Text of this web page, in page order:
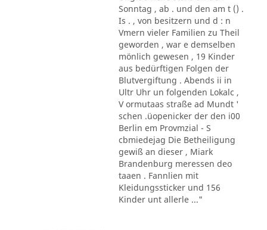
Sonntag , ab . und den am t () .
Is . , von besitzern und d : n
Vmern vieler Familien zu Theil
geworden , war e demselben
mönlich gewesen , 19 Kinder
aus bedürftigen Folgen der
Blutvergiftung . Abends ii in
Ultr Uhr un folgenden Lokalc ,
V ormutaas straße ad Mundt '
schen .üopenicker der den i00
Berlin em Provmzial - S
cbmiedejag Die Betheiligung
gewiß an dieser , Miark
Brandenburg meressen deo
taaen . Fannlien mit
Kleidungssticker und 156
Kinder unt allerle ..."